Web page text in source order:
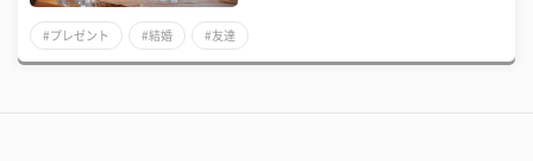
#プレゼント #結婚 #友達